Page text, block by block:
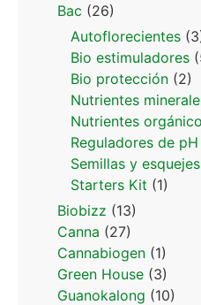
Bac (26)
Autoflorecientes
Bio estimuladores
Bio protección (2)
Nutrientes
Nutrientes
Reguladores de pH
Semillas y
Starters Kit (1)
Biobizz (13)
Canna (27)
Cannabiogen (1)
Green House (3)
Guanokalong (10)